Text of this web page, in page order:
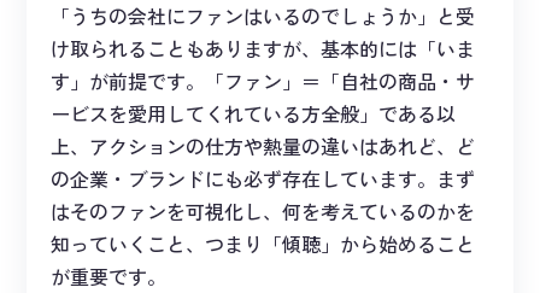
「うちの会社にファンはいるのでしょうか」と受
け取られることもありますが、基本的には「いま
す」が前提です。「ファン」＝「自社の商品・サ
ービスを愛用してくれている方全般」である以
上、アクションの仕方や熱量の違いはあれど、ど
の企業・ブランドにも必ず存在しています。まず
はそのファンを可視化し、何を考えているのかを
知っていくこと、つまり「傾聴」から始めること
が重要です。